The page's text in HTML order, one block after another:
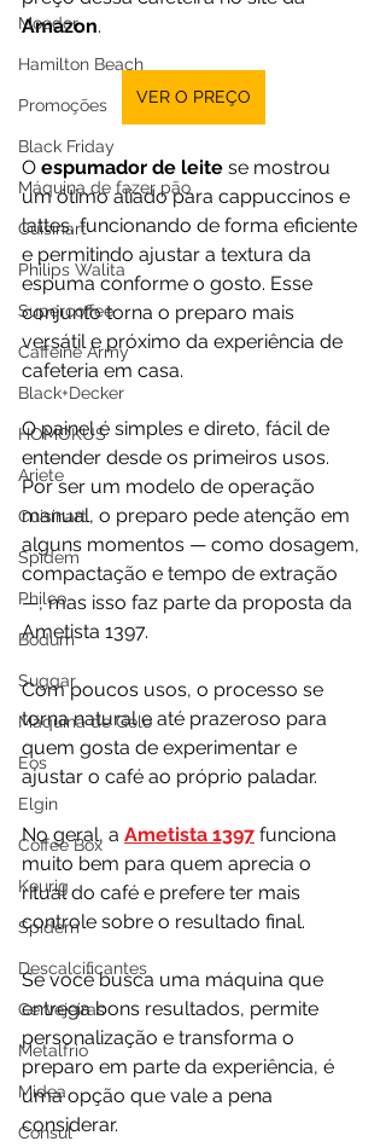
Moedor
Hamilton Beach
Promoções
Black Friday
Máquina de fazer pão
Cuisinart
Philips Walita
Supercoffee
Caffeine Army
Black+Decker
HOMOKUS
Ariete
Cuisinart
Spidem
Philco
Bodum
Suggar
Máquina de Gelo
Eos
Elgin
Coffee Box
Keurig
Spidem
Descalcificantes
Cervejeiras
Metalfrio
Midea
Consul
Amazon.
VER O PREÇO
O espumador de leite se mostrou
um ótimo aliado para cappuccinos e
lattes, funcionando de forma eficiente
e permitindo ajustar a textura da
espuma conforme o gosto. Esse
conjunto torna o preparo mais
versátil e próximo da experiência de
cafeteria em casa.
O painel é simples e direto, fácil de
entender desde os primeiros usos.
Por ser um modelo de operação
manual, o preparo pede atenção em
alguns momentos — como dosagem,
compactação e tempo de extração
—, mas isso faz parte da proposta da
Ametista 1397.
Com poucos usos, o processo se
torna natural e até prazeroso para
quem gosta de experimentar e
ajustar o café ao próprio paladar.
No geral, a Ametista 1397 funciona
muito bem para quem aprecia o
ritual do café e prefere ter mais
controle sobre o resultado final.
Se você busca uma máquina que
entrega bons resultados, permite
personalização e transforma o
preparo em parte da experiência, é
uma opção que vale a pena
considerar.